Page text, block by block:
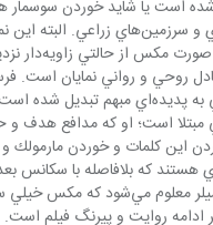
است يا شايد خوردن سوسمار
نمايش
روحي و رواني نمايان است.
جورج ميلر معلوم